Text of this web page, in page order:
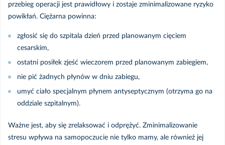
przebieg operacji jest prawidłowy i zostaje zminimalizowane ryzyko
powikłań. Ciężarna powinna:
zgłosić się do szpitala dzień przed planowanym cięciem
cesarskim,
ostatni posiłek zjeść wieczorem przed planowanym zabiegiem,
nie pić żadnych płynów w dniu zabiegu,
umyć ciało specjalnym płynem antyseptycznym (otrzyma go na
oddziale szpitalnym).
Ważne jest, aby się zrelaksować i odprężyć. Zminimalizowanie
stresu wpływa na samopoczucie nie tylko mamy, ale również jej